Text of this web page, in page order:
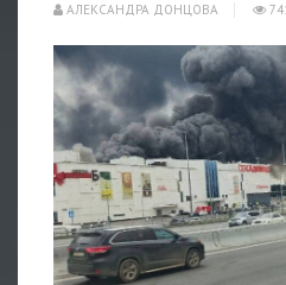
АЛЕКСАНДРА ДОНЦОВА